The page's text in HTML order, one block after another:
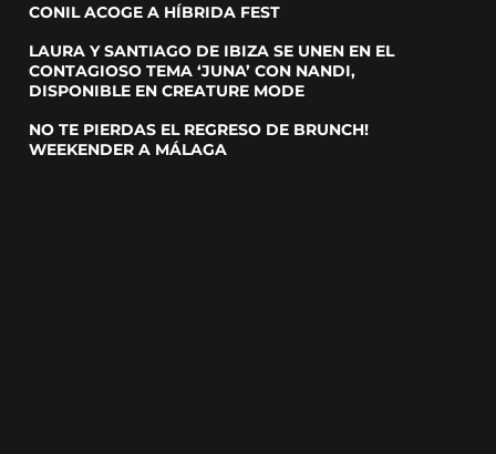
CONIL ACOGE A HÍBRIDA FEST
LAURA Y SANTIAGO DE IBIZA SE UNEN EN EL
CONTAGIOSO TEMA ‘JUNA’ CON NANDI,
DISPONIBLE EN CREATURE MODE
NO TE PIERDAS EL REGRESO DE BRUNCH!
WEEKENDER A MÁLAGA